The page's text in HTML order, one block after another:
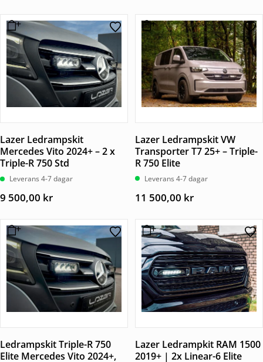
Lazer Ledrampskit
Mercedes Vito 2024+ – 2 x
Triple-R 750 Std
Leverans 4-7 dagar
9 500,00 kr
Lazer Ledrampskit VW
Transporter T7 25+ – Triple-
R 750 Elite
Leverans 4-7 dagar
11 500,00 kr
Ledrampskit Triple-R 750
Elite Mercedes Vito 2024+,
Lazer Ledrampkit RAM 1500
2019+ | 2x Linear-6 Elite